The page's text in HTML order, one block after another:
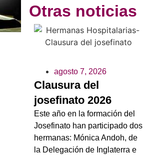
Otras noticias
agosto 7, 2026
Clausura del
josefinato 2026
Este año en la formación del
Josefinato han participado dos
hermanas: Mónica Andoh, de
la Delegación de Inglaterra e